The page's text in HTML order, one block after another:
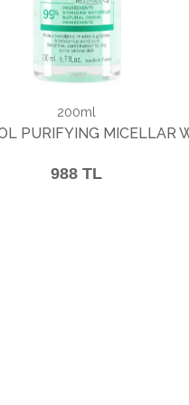
200ml
PURIFYING MICELLAR
988 TL